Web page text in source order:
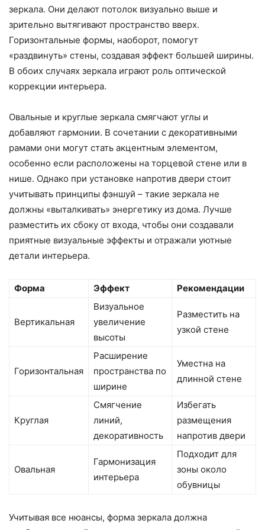
зеркала. Они делают потолок визуально выше и
зрительно вытягивают пространство вверх.
Горизонтальные формы, наоборот, помогут
«раздвинуть» стены, создавая эффект большей ширины.
В обоих случаях зеркала играют роль оптической
коррекции интерьера.
Овальные и круглые зеркала смягчают углы и
добавляют гармонии. В сочетании с декоративными
рамами они могут стать акцентным элементом,
особенно если расположены на торцевой стене или в
нише. Однако при установке напротив двери стоит
учитывать принципы фэншуй – такие зеркала не
должны «выталкивать» энергетику из дома. Лучше
разместить их сбоку от входа, чтобы они создавали
приятные визуальные эффекты и отражали уютные
детали интерьера.
Форма Эффект Рекомендации
Вертикальная
Визуальное
увеличение
высоты
Разместить на
узкой стене
Горизонтальная
Расширение
пространства по
ширине
Уместна на
длинной стене
Круглая
Смягчение
линий,
декоративность
Избегать
размещения
напротив двери
Овальная
Гармонизация
интерьера
Подходит для
зоны около
обувницы
Учитывая все нюансы, форма зеркала должна